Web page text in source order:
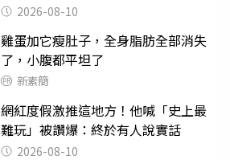
2026-08-10
雞蛋加它瘦肚子，全身脂肪全部消失
了，小腹都平坦了
新素簡
網紅度假激推這地方！他喊「史上最
難玩」被讚爆：終於有人說實話
2026-08-10